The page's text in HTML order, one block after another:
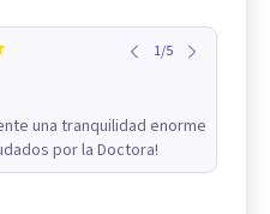
1/5
una tranquilidad enorme
por la Doctora!